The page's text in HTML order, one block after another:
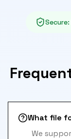
Secure:
What file
We